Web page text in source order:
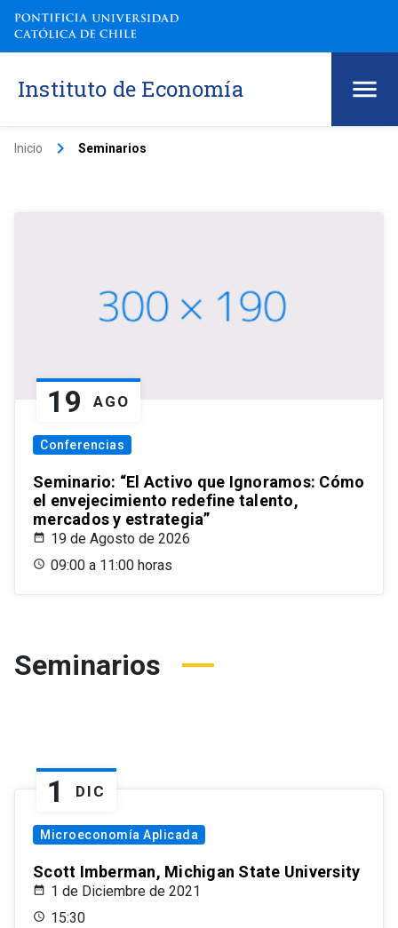
Instituto de Economía
Inicio keyboard_arrow_right Seminarios
19 AGO
Conferencias
Seminario: “El Activo que Ignoramos: Cómo
el envejecimiento redefine talento,
mercados y estrategia”
19 de Agosto de 2026
09:00 a 11:00 horas
Seminarios
1 DIC
Microeconomía Aplicada
Scott Imberman, Michigan State University
1 de Diciembre de 2021
15:30